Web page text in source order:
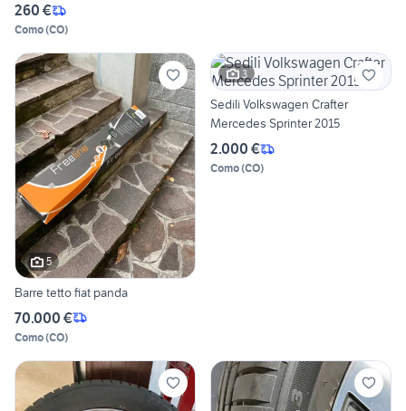
260 €
Como(CO)
5
Barre tetto fiat panda
70.000 €
Como(CO)
3
Sedili Volkswagen Crafter
Mercedes Sprinter 2015
2.000 €
Como(CO)